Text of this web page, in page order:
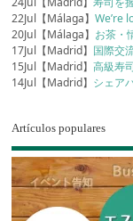
22Jul【Málaga】We’re
20Jul【Málaga】 お茶・
17Jul【Madrid】 国際交
15Jul【Madrid】高級寿
14Jul【Madrid】 シェア
Artículos populares